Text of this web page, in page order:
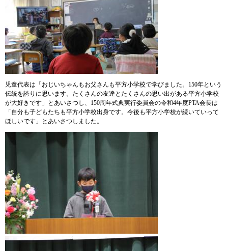
児童代表は「おじいちゃんもお父さんも平方小学校で学びました。150年という
伝統を誇りに思います。たくさんの友達とたくさんの思い出がある平方小学校
が大好きです」とあいさつし、150周年式典実行委員会の令和4年度PTA会長は
「自分も子どもたちも平方小学校出身です。今後も平方小学校が続いていって
ほしいです」とあいさつしました。